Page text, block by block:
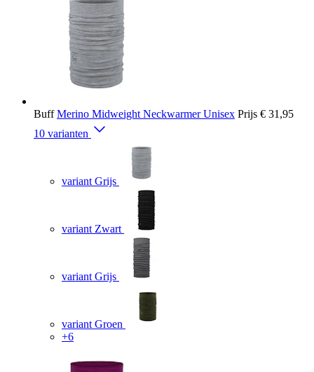
Buff Merino Midweight Neckwarmer Unisex Prijs € 31,95
10 varianten
variant Grijs
variant Zwart
variant Grijs
variant Groen
+6